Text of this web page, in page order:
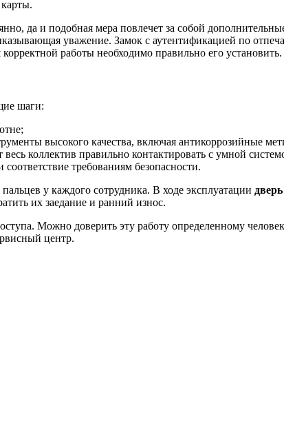
да и подобная мера повлечет за собой
уважение. Замок с аутентификацией по
работы необходимо правильно его установить.
шаги:
высокого качества, включая антикоррозийные
коллектив правильно контактировать с умной
требованиям безопасности.
у каждого сотрудника. В ходе эксплуатации
их заедание и ранний износ.
Можно доверить эту работу определенному
центр.